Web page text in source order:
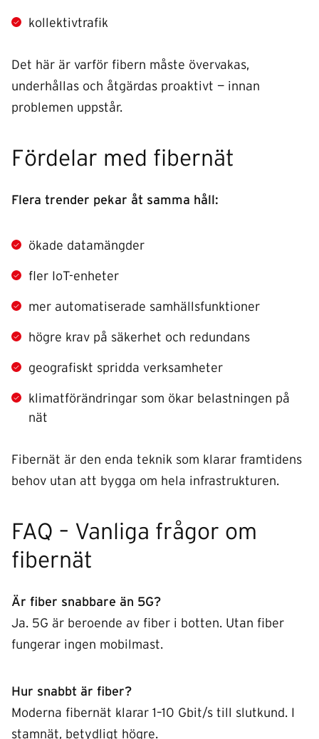
kollektivtrafik
Det här är varför fibern måste övervakas,
underhållas och åtgärdas proaktivt — innan
problemen uppstår.
Fördelar med fibernät
Flera trender pekar åt samma håll:
ökade datamängder
fler IoT-enheter
mer automatiserade samhällsfunktioner
högre krav på säkerhet och redundans
geografiskt spridda verksamheter
klimatförändringar som ökar belastningen på
nät
Fibernät är den enda teknik som klarar framtidens
behov utan att bygga om hela infrastrukturen.
FAQ – Vanliga frågor om
fibernät
Är fiber snabbare än 5G?
Ja. 5G är beroende av fiber i botten. Utan fiber
fungerar ingen mobilmast.
Hur snabbt är fiber?
Moderna fibernät klarar 1–10 Gbit/s till slutkund. I
stamnät, betydligt högre.